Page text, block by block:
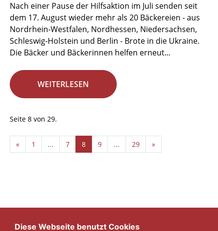
Nach einer Pause der Hilfsaktion im Juli senden seit
dem 17. August wieder mehr als 20 Bäckereien - aus
Nordrhein-Westfalen, Nordhessen, Niedersachsen,
Schleswig-Holstein und Berlin - Brote in die Ukraine.
Die Bäcker und Bäckerinnen helfen erneut...
WEITERLESEN
Seite 8 von 29.
« 1 ... 7 8 9 ... 29 »
Diese Webseite benutzt Cookies